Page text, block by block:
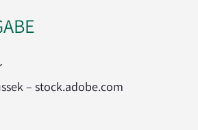
– stock.adobe.com